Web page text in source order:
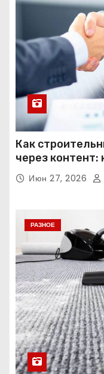
Как
через контент:
Июн 27, 2026
РАЗНОЕ